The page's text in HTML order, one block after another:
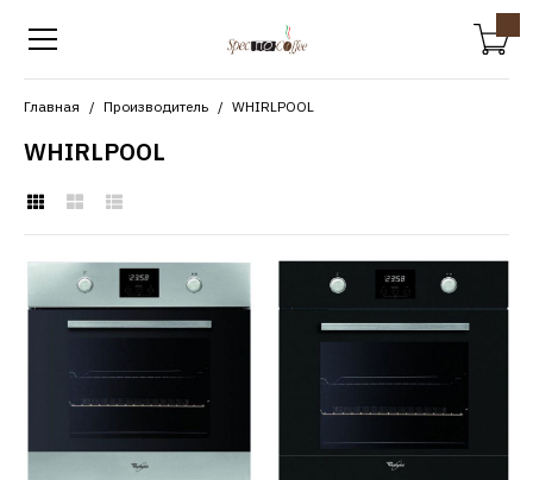
Главная Производитель WHIRLPOOL
WHIRLPOOL
WHIRLPOOL
Духовой шкаф
WHIRLPOOL akp 460 ix
18200р.
КУПИТЬ